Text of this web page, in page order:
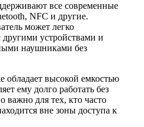
все современные
NFC и другие.
может легко
устройствами и
наушниками без
обладает высокой емкостью
ему долго работать без
важно для тех, кто часто
вне зоны доступа к